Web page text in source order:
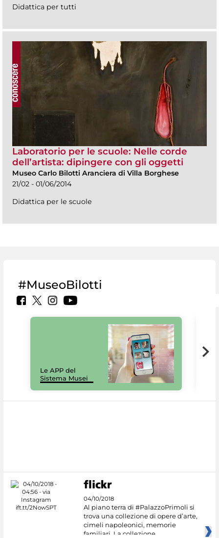
Didattica per tutti
Laboratorio per le scuole: Nelle corde
dell’artista: dipingere con gli oggetti
Museo Carlo Bilotti Aranciera di Villa Borghese
21/02 - 01/06/2014
Didattica per le scuole
#MuseoBilotti
Le APP del
Sistema Musei
04/10/2018
Al piano terra di #PalazzoPrimoli si
trova una collezione di opere d’arte,
cimeli napoleonici, memorie
familiari. La collezione